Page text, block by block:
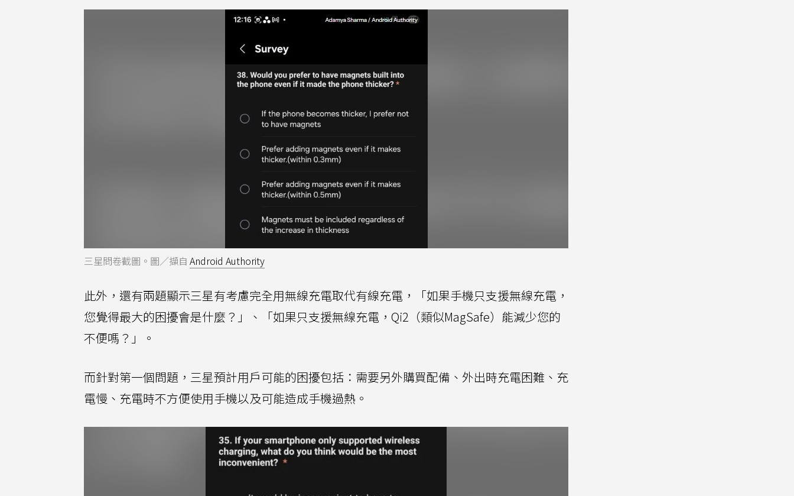
三星問卷截圖。圖／擷自 Android Authority
此外，還有兩題顯示三星有考慮完全用無線充電取代有線充電，「如果手機只支援無線充電，
您覺得最大的困擾會是什麼？」、「如果只支援無線充電，Qi2（類似MagSafe）能減少您的
不便嗎？」。
而針對第一個問題，三星預計用戶可能的困擾包括：需要另外購買配備、外出時充電困難、充
電慢、充電時不方便使用手機以及可能造成手機過熱。